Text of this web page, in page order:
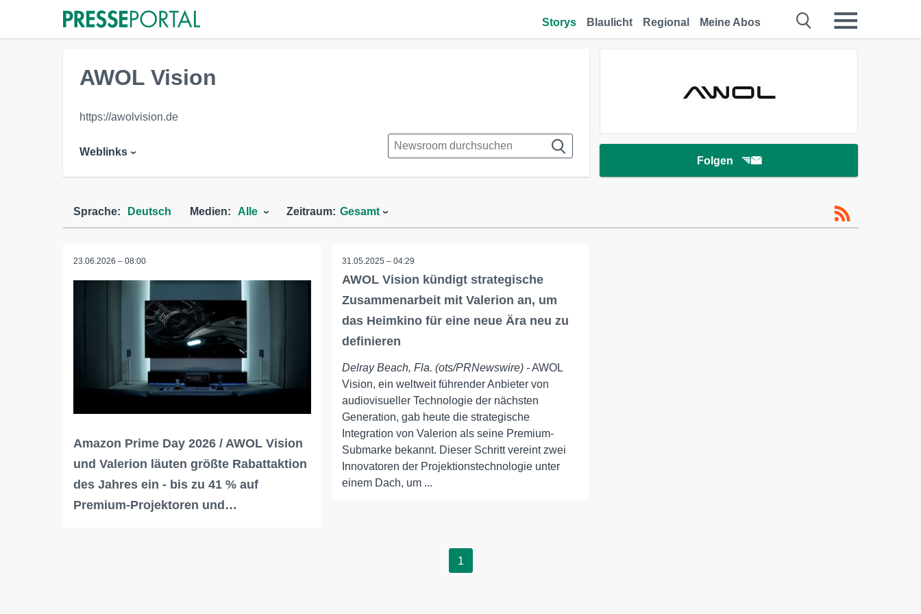
Storys Blaulicht Regional Meine Abos
Folgen
AWOL Vision
https://awolvision.de
Weblinks
Sprache: Deutsch Medien: Alle Zeitraum: Gesamt
23.06.2026 – 08:00
Amazon Prime Day 2026 / AWOL Vision
und Valerion läuten größte Rabattaktion
des Jahres ein - bis zu 41 % auf
Premium-Projektoren und…
31.05.2025 – 04:29
AWOL Vision kündigt strategische
Zusammenarbeit mit Valerion an, um
das Heimkino für eine neue Ära neu zu
definieren
Delray Beach, Fla. (ots/PRNewswire)- AWOL
Vision, ein weltweit führender Anbieter von
audiovisueller Technologie der nächsten
Generation, gab heute die strategische
Integration von Valerion als seine Premium-
Submarke bekannt. Dieser Schritt vereint zwei
Innovatoren der Projektionstechnologie unter
einem Dach, um ...
1